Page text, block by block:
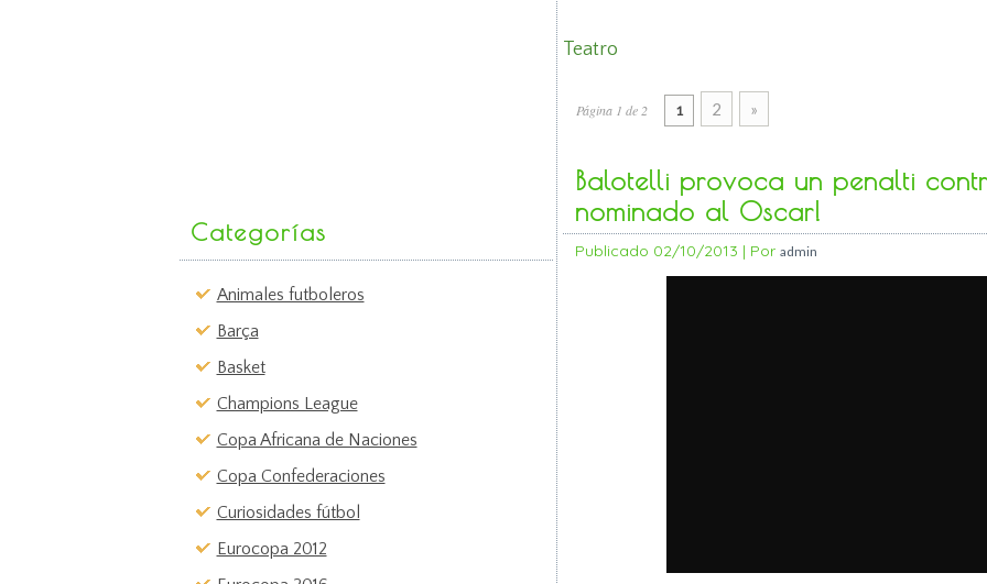
Categorías
Animales futboleros
Barça
Basket
Champions League
Copa Africana de Naciones
Copa Confederaciones
Curiosidades fútbol
Eurocopa 2012
Teatro
Página 1 de 2 1 2 »
Balotelli provoca un penalti
nominado al Oscar!
Publicado 02/10/2013 | Por admin